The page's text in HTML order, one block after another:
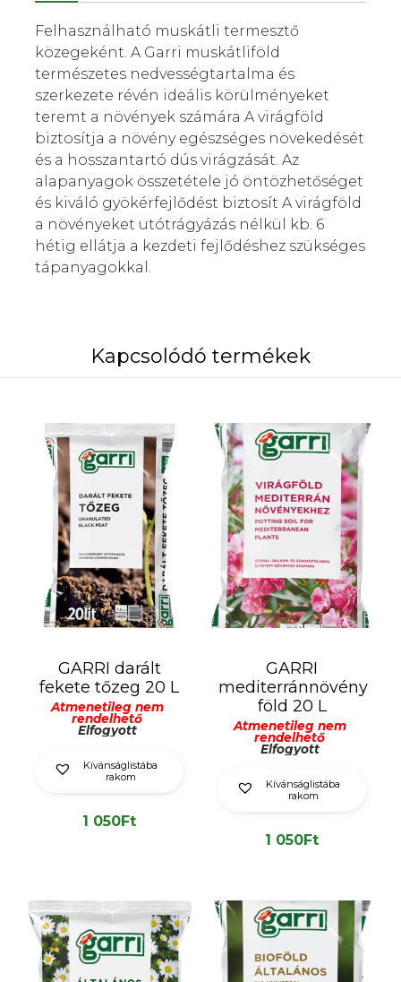
Felhasználható muskátli termesztő
közegeként. A Garri muskátliföld
természetes nedvességtartalma és
szerkezete révén ideális körülményeket
teremt a növények számára A virágföld
biztosítja a növény egészséges növekedését
és a hosszantartó dús virágzását. Az
alapanyagok összetétele jó öntözhetőséget
és kiváló gyökérfejlődést biztosít A virágföld
a növényeket utótrágyázás nélkül kb. 6
hétig ellátja a kezdeti fejlődéshez szükséges
tápanyagokkal.
Kapcsolódó termékek
GARRI darált
fekete tőzeg 20 L
Átmenetileg nem
rendelhető
Elfogyott
Kívánságlistába
rakom
1 050Ft
GARRI
mediterránnövény
föld 20 L
Átmenetileg nem
rendelhető
Elfogyott
Kívánságlistába
rakom
1 050Ft